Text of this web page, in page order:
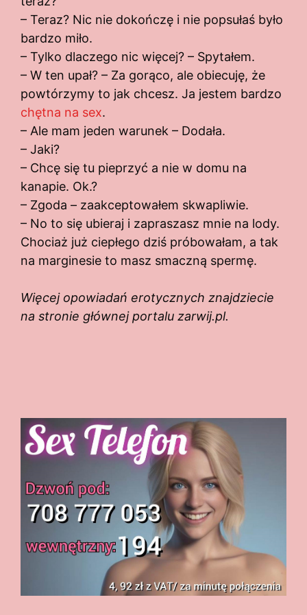
– Teraz? Nic nie dokończę i nie popsułaś było
bardzo miło.
– Tylko dlaczego nic więcej? – Spytałem.
– W ten upał? – Za gorąco, ale obiecuję, że
powtórzymy to jak chcesz. Ja jestem bardzo
chętna na sex.
– Ale mam jeden warunek – Dodała.
– Jaki?
– Chcę się tu pieprzyć a nie w domu na
kanapie. Ok.?
– Zgoda – zaakceptowałem skwapliwie.
– No to się ubieraj i zapraszasz mnie na lody.
Chociaż już ciepłego dziś próbowałam, a tak
na marginesie to masz smaczną spermę.
Więcej opowiadań erotycznych znajdziecie
na stronie głównej portalu zarwij.pl.